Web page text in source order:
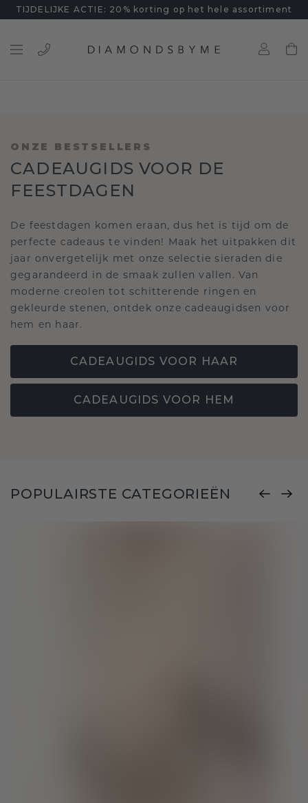
TIJDELIJKE ACTIE: 20% korting op het hele assortiment
ONZE BESTSELLERS
CADEAUGIDS VOOR DE
FEESTDAGEN
De feestdagen komen eraan, dus het is tijd om de
perfecte cadeaus te vinden! Maak het uitpakken dit
jaar onvergetelijk met onze selectie sieraden die
gegarandeerd in de smaak zullen vallen. Van
moderne creolen tot schitterende ringen en
gekleurde stenen, ontdek onze cadeaugidsen voor
hem en haar.
CADEAUGIDS VOOR HAAR
CADEAUGIDS VOOR HEM
POPULAIRSTE CATEGORIEËN